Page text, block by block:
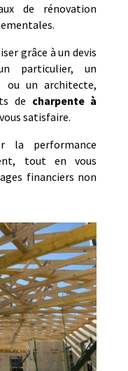
de rénovation
grâce à un devis
particulier, un
ou un architecte,
de charpente à
satisfaire.
la performance
tout en vous
financiers non